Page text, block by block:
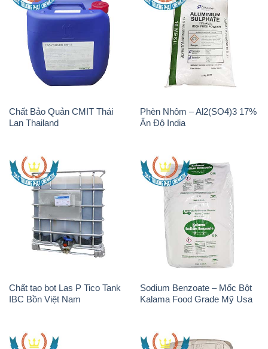
Chất Bảo Quản CMIT Thái
Lan Thailand
Phèn Nhôm – Al2(SO4)3 17%
Ấn Độ India
Chất tạo bọt Las P Tico Tank
IBC Bồn Việt Nam
Sodium Benzoate – Mốc Bột
Kalama Food Grade Mỹ Usa